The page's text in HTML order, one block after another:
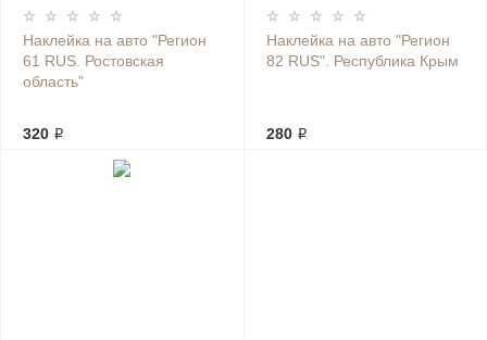
Наклейка на авто "Регион
61 RUS. Ростовская
область"
320 ₽
Наклейка на авто "Регион
82 RUS". Республика Крым
280 ₽